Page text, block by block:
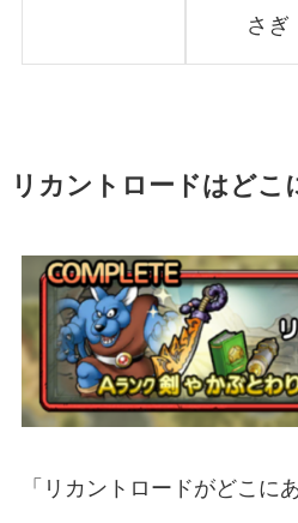
さぎ
リカントロードはどこ
「リカントロードがどこに